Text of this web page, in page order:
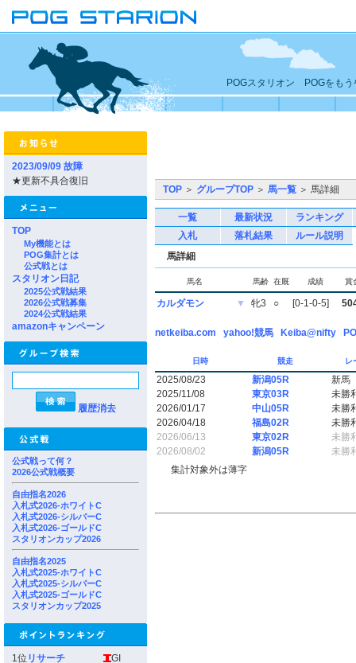
POGスタリオン POGをもう
2023/09/09 故障
★更新不具合復旧
TOP
My機能とは
POG集計とは
公式戦とは
スタリオン日記
2025公式戦結果
2026公式戦募集
2024公式戦結果
amazonキャンペーン
履歴消去
公式戦って何？
2026公式戦概要
自由指名2026
入札式2026-ホワイトC
入札式2026-シルバーC
入札式2026-ゴールドC
スタリオンカップ2026
自由指名2025
入札式2025-ホワイトC
入札式2025-シルバーC
入札式2025-ゴールドC
スタリオンカップ2025
1位 リサーチ
GI
TOP ＞ グループTOP ＞ 馬一覧 ＞ 馬詳細
一覧 最新状況
ランキング
入札
落札結果
ルール説明
馬詳細
馬名 馬齢 在厩 成績 賞
カルダモン ▼ 牝3 ○ [0-1-0-5]
netkeiba.com yahoo!競馬 Keiba@nifty
日時 競走 レ
2025/08/23 新潟05R
新馬
2025/11/08
東京03R
未勝
2026/01/17
中山05R
未勝
2026/04/18
福島02R
未勝
2026/06/13
東京02R
未勝
2026/08/02
新潟05R
未勝
集計対象外は薄字